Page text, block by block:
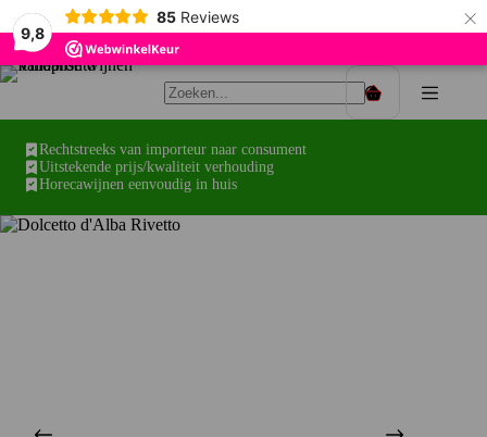
9,8
85 Reviews ×
Ga
Winkelwagen
Rechtstreeks van importeur naar consument
Uitstekende prijs/kwaliteit verhouding
Horecawijnen eenvoudig in huis